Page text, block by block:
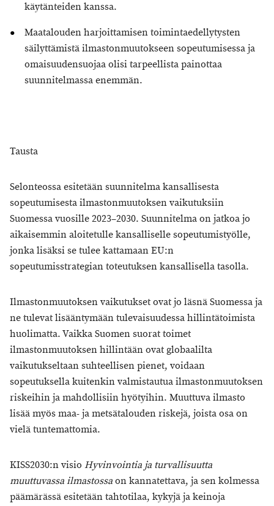
käytänteiden kanssa.
Maatalouden harjoittamisen toimintaedellytysten
säilyttämistä ilmastonmuutokseen sopeutumisessa ja
omaisuudensuojaa olisi tarpeellista painottaa
suunnitelmassa enemmän.
Tausta
Selonteossa esitetään suunnitelma kansallisesta
sopeutumisesta ilmastonmuutoksen vaikutuksiin
Suomessa vuosille 2023–2030. Suunnitelma on jatkoa jo
aikaisemmin aloitetulle kansalliselle sopeutumistyölle,
jonka lisäksi se tulee kattamaan EU:n
sopeutumisstrategian toteutuksen kansallisella tasolla.
Ilmastonmuutoksen vaikutukset ovat jo läsnä Suomessa ja
ne tulevat lisääntymään tulevaisuudessa hillintätoimista
huolimatta. Vaikka Suomen suorat toimet
ilmastonmuutoksen hillintään ovat globaalilta
vaikutukseltaan suhteellisen pienet, voidaan
sopeutuksella kuitenkin valmistautua ilmastonmuutoksen
riskeihin ja mahdollisiin hyötyihin. Muuttuva ilmasto
lisää myös maa- ja metsätalouden riskejä, joista osa on
vielä tuntemattomia.
KISS2030:n visio Hyvinvointia ja turvallisuutta
muuttuvassa ilmastossaon kannatettava, ja sen kolmessa
päämärässä esitetään tahtotilaa, kykyjä ja keinoja